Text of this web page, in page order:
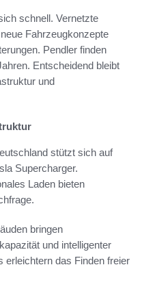
schnell. Vernetzte
Fahrzeugkonzepte
Pendler finden
Entscheidend bleibt
und
stützt sich auf
Supercharger.
Laden bieten
bringen
und intelligenter
erleichtern das Finden freier